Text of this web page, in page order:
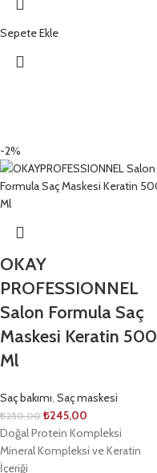
Sepete Ekle
-2%
OKAY
PROFESSIONNEL
Salon Formula Saç
Maskesi Keratin 500
Ml
Saç bakımı, Saç maskesi
₺250,00 ₺245,00
Doğal Protein Kompleksi
Mineral Kompleksi ve Keratin
İçeriği